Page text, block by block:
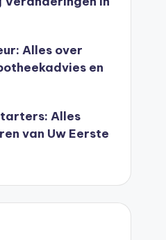
Alles over
en
Alles
van Uw Eerste